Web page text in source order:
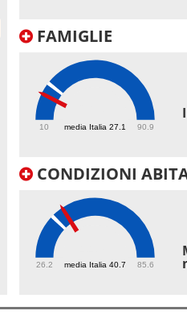
FAMIGLIE
media Italia 27.1
10 90.9
CONDIZIONI
media Italia 40.7
26.2 85.6